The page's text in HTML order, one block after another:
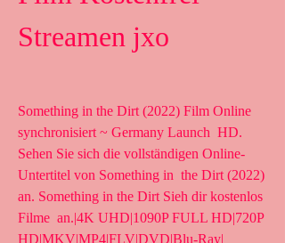
Streamen jxo
Something in the Dirt (2022) Film Online
synchronisiert ~ Germany Launch  HD.
Sehen Sie sich die vollständigen Online-
Untertitel von Something in  the Dirt (2022)
an. Something in the Dirt Sieh dir kostenlos
Filme  an.|4K UHD|1090P FULL HD|720P
HD|MKV|MP4|FLV|DVD|Blu-Ray|